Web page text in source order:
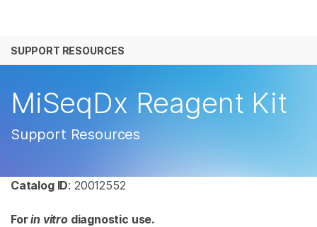
解决方案
推荐内容链接
SUPPORT RESOURCES
MiSeqDx Reagent Kit
Support Resources
Catalog ID: 20012552
Forin vitrodiagnostic use.
查看更多相关内容。选择您感兴趣的领域:
微生物学
农业基因组学
复杂疾病
生殖健康